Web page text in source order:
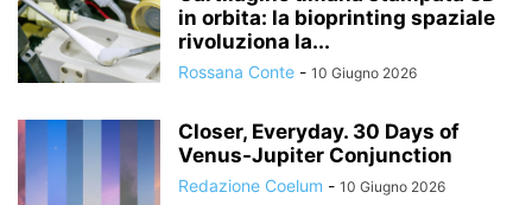
in orbita: la bioprinting spaziale
rivoluziona la...
Rossana Conte - 10 Giugno 2026
Closer, Everyday. 30 Days of
Venus-Jupiter Conjunction
Redazione Coelum - 10 Giugno 2026